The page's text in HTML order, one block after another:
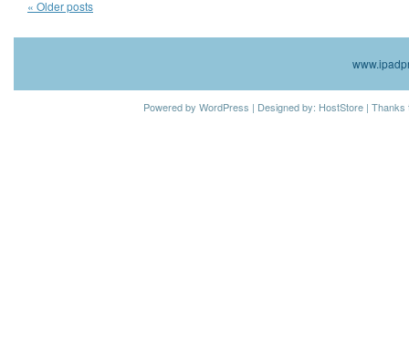
« Older posts
Powered by WordPress | Designed by: HostStore |